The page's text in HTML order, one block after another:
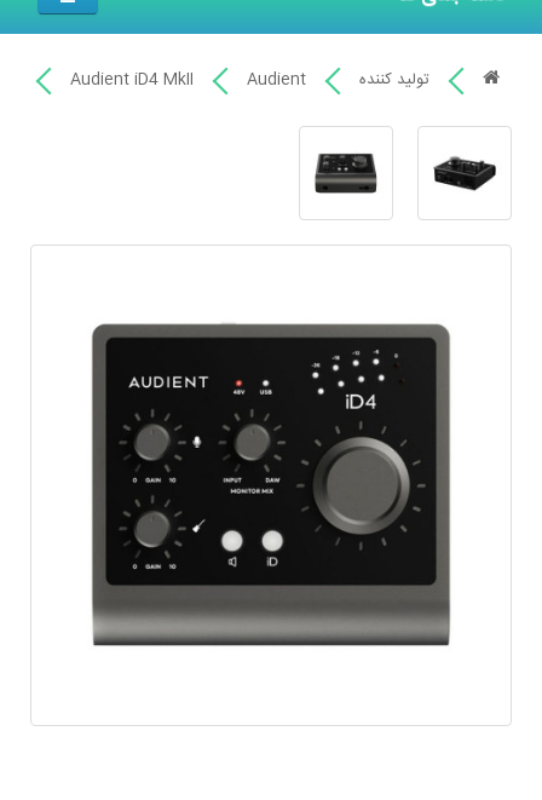
تولید کننده Audient
Audient iD4 MkII